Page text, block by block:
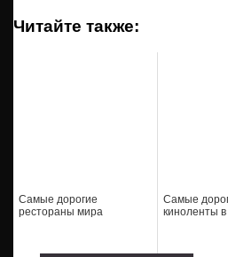
Читайте также:
Самые дорогие
рестораны мира
Самые
киноленты